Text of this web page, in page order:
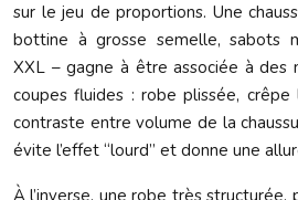
sur le jeu de proportions. Une
bottine à grosse semelle, sabots
XXL – gagne à être associée à des
coupes fluides : robe plissée, crêpe
contraste entre volume de la
évite l’effet “lourd” et donne une
À l’inverse, une robe très structurée,